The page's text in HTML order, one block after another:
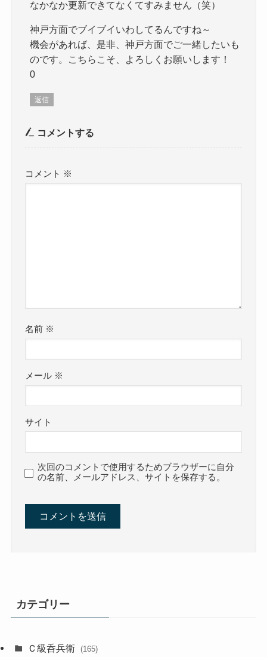
なかなか更新できてなくてすみません（笑）
神戸方面でブイブイいわしてるんですね～
機会があれば、是非、神戸方面でご一緒したいも
のです。こちらこそ、よろしくお願いします！
0
返信
コメントする
コメント ※
名前 ※
メール ※
サイト
次回のコメントで使用するためブラウザーに自分
の名前、メールアドレス、サイトを保存する。
カテゴリー
Ｃ級呑兵衛 (165)